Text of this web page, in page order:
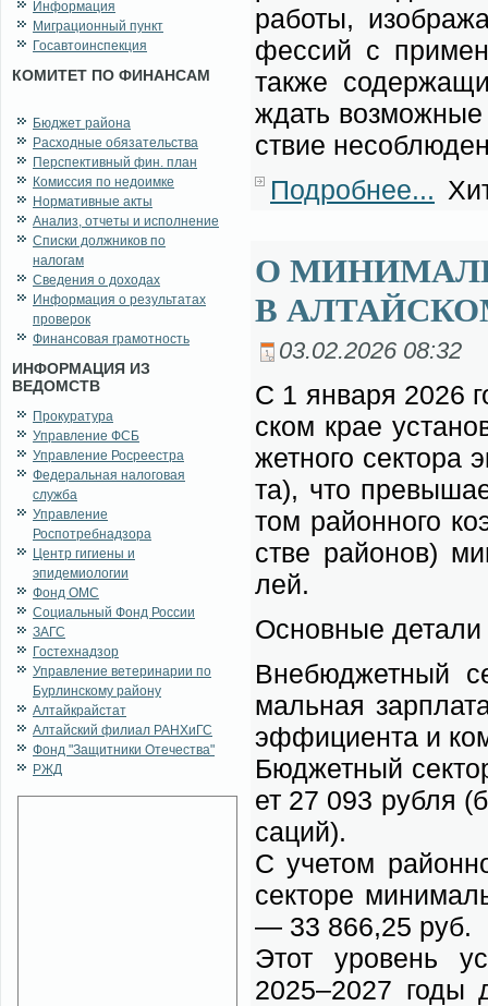
Информация
Миграционный пункт
Госавтоинспекция
КОМИТЕТ ПО ФИНАНСАМ
Бюджет района
Расходные обязательства
Перспективный фин. план
Комиссия по недоимке
Нормативные акты
Анализ, отчеты и исполнение
Списки должников по
налогам
Сведения о доходах
Информация о результатах
проверок
Финансовая грамотность
ИНФОРМАЦИЯ ИЗ
ВЕДОМСТВ
Прокуратура
Управление ФСБ
Управление Росреестра
Федеральная налоговая
служба
Управление
Роспотребнадзора
Центр гигиены и
эпидемиологии
Фонд ОМС
Социальный Фонд России
ЗАГС
Гостехнадзор
Управление ветеринарии по
Бурлинскому району
Алтайкрайстат
Алтайский филиал РАНХиГС
Фонд "Защитники Отечества"
РЖД
ра­бо­ты,
фес­сий с
так­же
ждать воз­мож­ные
ствие
Подробнее...
О
В
03.02.2026 08:32
С 1 ян­ва­ря 2026
ском крае
жет­но­го сек­то­ра
та), что
том рай­он­но­го
стве рай­о­нов)
лей.
Ос­нов­ные де­та­ли
Вне­бюд­жет­ный
маль­ная
эф­фи­ци­ен­та и
Бюд­жет­ный
ет 27 093 руб­ля
са­ций).
С уче­том
сек­то­ре
— 33 866,25 руб.
Этот уро­вень
2025–2027 го­ды